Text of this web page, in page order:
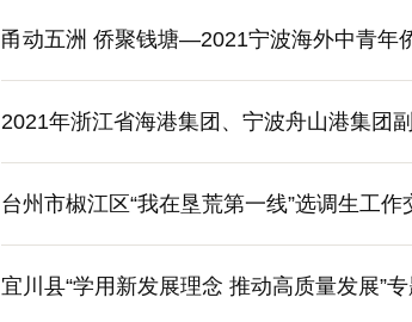
甬动五洲 侨聚钱塘—2021宁波海外中青年
2021年浙江省海港集团、宁波舟山港集团
台州市椒江区“我在垦荒第一线”选调生工
宜川县“学用新发展理念 推动高质量发展”